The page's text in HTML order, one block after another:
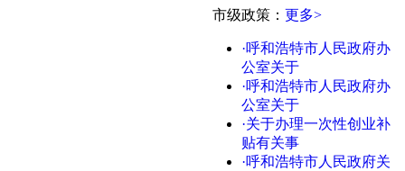
市级政策： 更多>
·呼和浩特市人民政府办
公室关于
·呼和浩特市人民政府办
公室关于
·关于办理一次性创业补
贴有关事
·呼和浩特市人民政府关